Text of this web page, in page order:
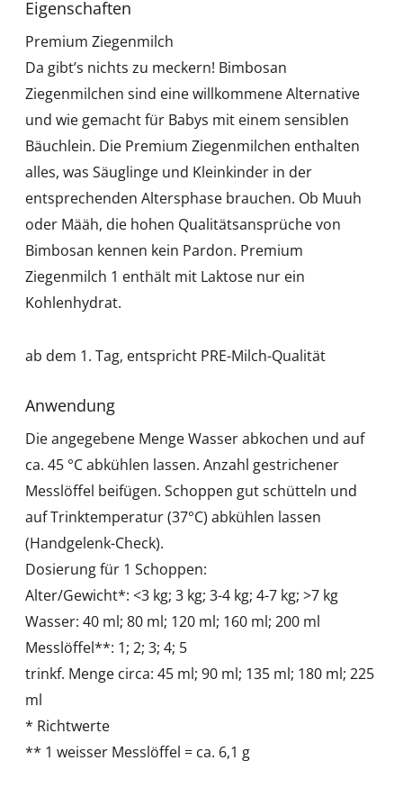
Eigenschaften
Premium Ziegenmilch
Da gibt’s nichts zu meckern! Bimbosan
Ziegenmilchen sind eine willkommene Alternative
und wie gemacht für Babys mit einem sensiblen
Bäuchlein. Die Premium Ziegenmilchen enthalten
alles, was Säuglinge und Kleinkinder in der
entsprechenden Altersphase brauchen. Ob Muuh
oder Määh, die hohen Qualitätsansprüche von
Bimbosan kennen kein Pardon. Premium
Ziegenmilch 1 enthält mit Laktose nur ein
Kohlenhydrat.
ab dem 1. Tag, entspricht PRE-Milch-Qualität
Anwendung
Die angegebene Menge Wasser abkochen und auf
ca. 45 °C abkühlen lassen. Anzahl gestrichener
Messlöffel beifügen. Schoppen gut schütteln und
auf Trinktemperatur (37°C) abkühlen lassen
(Handgelenk-Check).
Dosierung für 1 Schoppen:
Alter/Gewicht*: <3 kg; 3 kg; 3-4 kg; 4-7 kg; >7 kg
Wasser: 40 ml; 80 ml; 120 ml; 160 ml; 200 ml
Messlöffel**: 1; 2; 3; 4; 5
trinkf. Menge circa: 45 ml; 90 ml; 135 ml; 180 ml; 225
ml
* Richtwerte
** 1 weisser Messlöffel = ca. 6,1 g